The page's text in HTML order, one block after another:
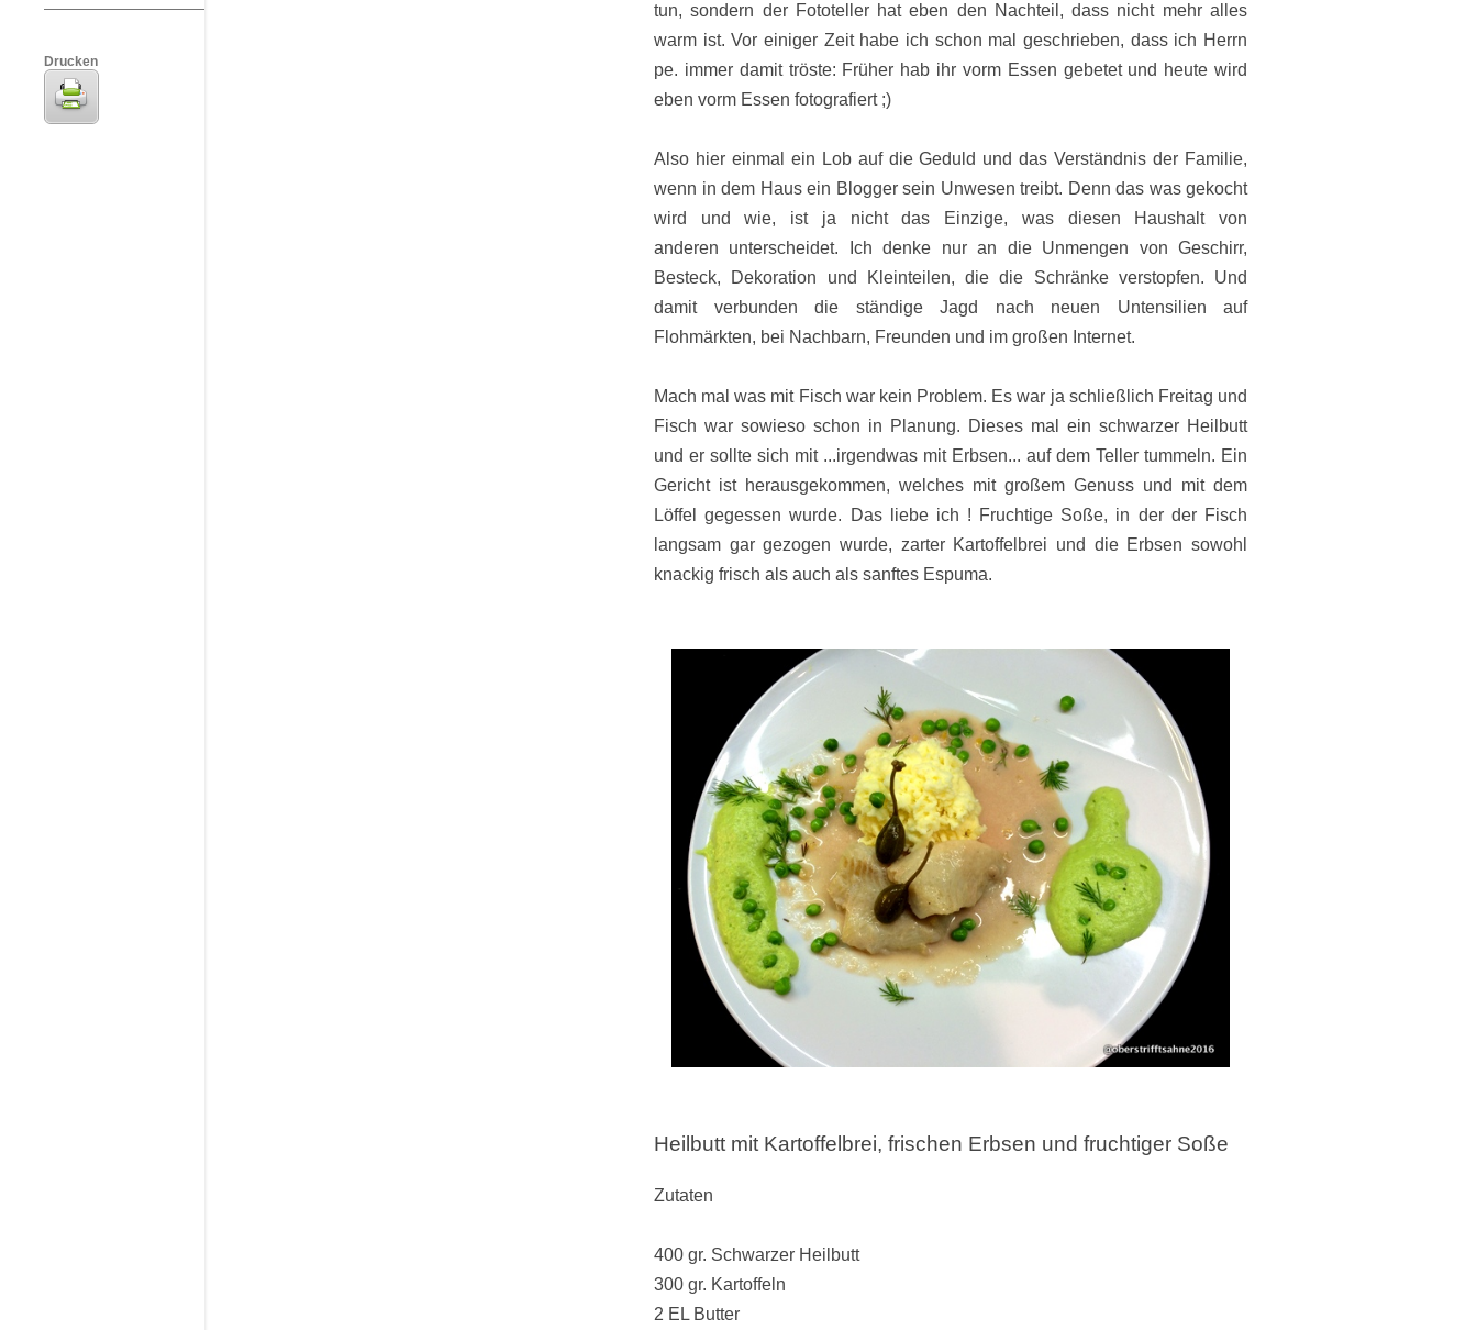
tun, sondern der Fototeller hat eben den Nachteil, dass nicht mehr alles
warm ist. Vor einiger Zeit habe ich schon mal geschrieben, dass ich Herrn
pe. immer damit tröste: Früher hab ihr vorm Essen gebetet und heute wird
eben vorm Essen fotografiert ;)
Also hier einmal ein Lob auf die Geduld und das Verständnis der Familie,
wenn in dem Haus ein Blogger sein Unwesen treibt. Denn das was gekocht
wird und wie, ist ja nicht das Einzige, was diesen Haushalt von
anderen unterscheidet. Ich denke nur an die Unmengen von Geschirr,
Besteck, Dekoration und Kleinteilen, die die Schränke verstopfen. Und
damit verbunden die ständige Jagd nach neuen Untensilien auf
Flohmärkten, bei Nachbarn, Freunden und im großen Internet.
Mach mal was mit Fisch war kein Problem. Es war ja schließlich Freitag und
Fisch war sowieso schon in Planung. Dieses mal ein schwarzer Heilbutt
und er sollte sich mit ...irgendwas mit Erbsen... auf dem Teller tummeln. Ein
Gericht ist herausgekommen, welches mit großem Genuss und mit dem
Löffel gegessen wurde. Das liebe ich ! Fruchtige Soße, in der der Fisch
langsam gar gezogen wurde, zarter Kartoffelbrei und die Erbsen sowohl
knackig frisch als auch als sanftes Espuma.
Heilbutt mit Kartoffelbrei, frischen Erbsen und fruchtiger Soße
Zutaten
400 gr. Schwarzer Heilbutt
300 gr. Kartoffeln
2 EL Butter
Drucken